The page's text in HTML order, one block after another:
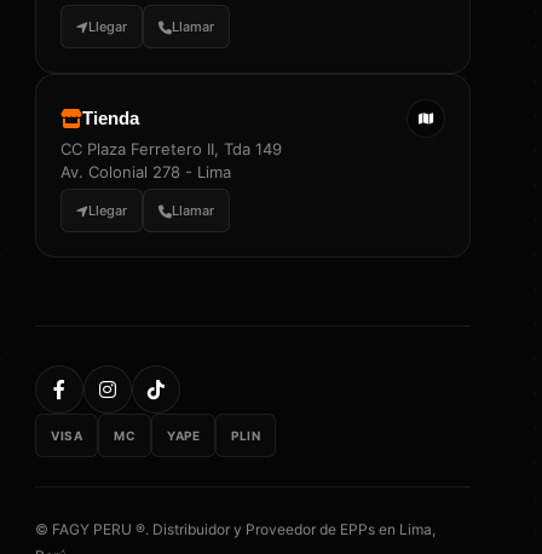
Llegar Llamar
Tienda
CC Plaza Ferretero II, Tda 149
Av. Colonial 278 - Lima
Llegar Llamar
VISA MC YAPE PLIN
© FAGY PERU ®. Distribuidor y Proveedor de EPPs en Lima,